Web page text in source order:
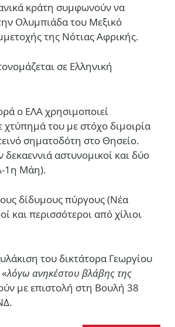
κράτη συμφωνούν να
Ολυμπιάδα του Μεξικό
της Νότιας Αφρικής.
σε Ελληνική
ο ΕΛΑ χρησιμοποιεί
χτύπημά του με στόχο διμοιρία
σηματοδότη στο Θησείο.
αστυνομικοί και δύο
1η Μάη).
δίδυμους πύργους (Νέα
και περισσότεροι από χίλιοι
του δικτάτορα Γεωργίου
λόγω ανηκέστου βλάβης της
με επιστολή στη Βουλή 38